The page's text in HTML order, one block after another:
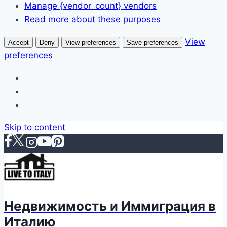
Manage {vendor_count} vendors
Read more about these purposes
Accept Deny View preferences Save preferences
View
preferences
Skip to content
Недвижимость и Иммиграция в
Италию